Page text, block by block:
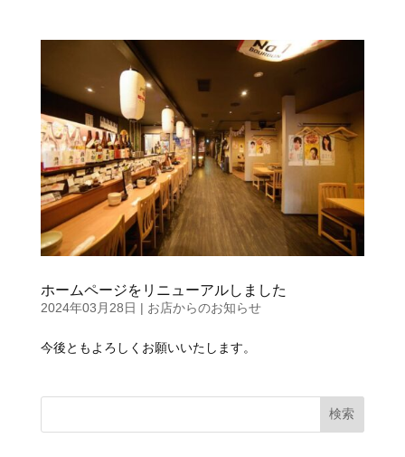
ホームページをリニューアルしました
2024年03月28日 | お店からのお知らせ
今後ともよろしくお願いいたします。
検索